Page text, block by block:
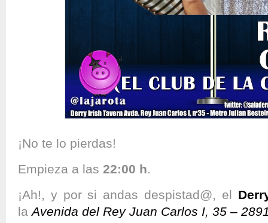
¡No te lo pierdas!
Empieza a las 22:00 h.
¡Ah!, y por si andas despistad@, el
laAvenida del Rey Juan Carlos I, 35 –